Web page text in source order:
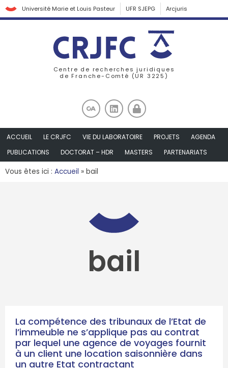
Université Marie et Louis Pasteur UFR SJEPG Arcjuris
Centre de recherches juridiques
de Franche-Comté (UR 3225)
ACCUEIL LE CRJFC VIE DU LABORATOIRE PROJETS
AGENDA
PUBLICATIONS
DOCTORAT – HDR MASTERS PARTENARIATS
Vous êtes ici : Accueil » bail
bail
La compétence des tribunaux de l’Etat de
l’immeuble ne s’applique pas au contrat
par lequel une agence de voyages fournit
à un client une location saisonnière dans
un autre Etat contractant